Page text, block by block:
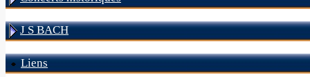
J S BACH
Liens